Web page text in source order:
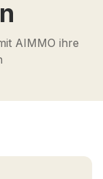
AIMMO ihre